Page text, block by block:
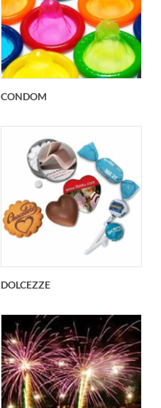
CONDOM
DOLCEZZE